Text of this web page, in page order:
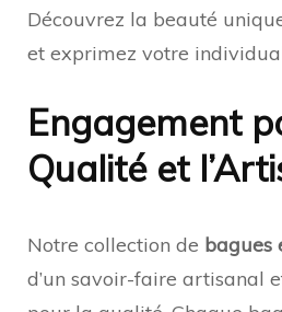
Découvrez la beauté
et exprimez votre
Engagement
Qualité et
Notre collection de bagues
d’un savoir-faire artisanal